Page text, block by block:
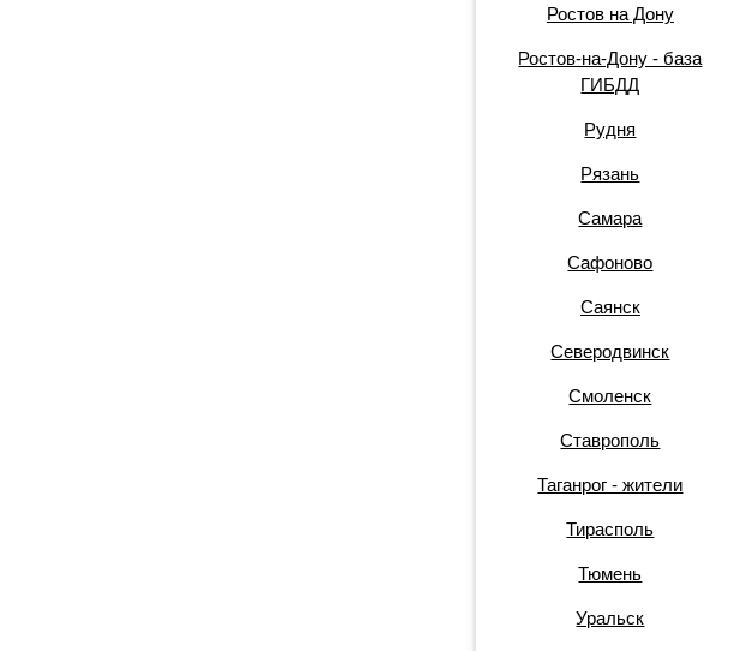
Ростов на Дону
Ростов-на-Дону - база
ГИБДД
Рудня
Рязань
Самара
Сафоново
Саянск
Северодвинск
Смоленск
Ставрополь
Таганрог - жители
Тирасполь
Тюмень
Уральск